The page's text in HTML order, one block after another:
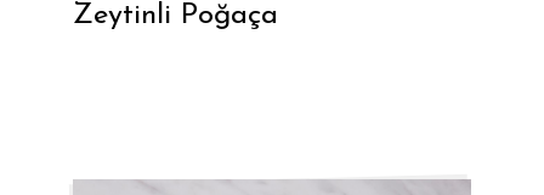
Zeytinli Poğaça